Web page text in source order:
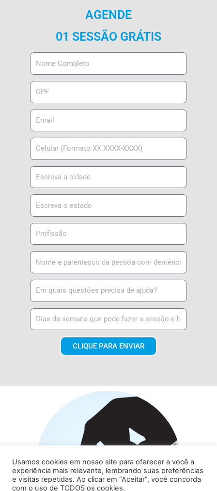
AGENDE
01 SESSÃO GRÁTIS
CLIQUE PARA ENVIAR
Usamos cookies em nosso site para oferecer a você a
experiência mais relevante, lembrando suas preferências
e visitas repetidas. Ao clicar em “Aceitar”, você concorda
com o uso de TODOS os cookies.